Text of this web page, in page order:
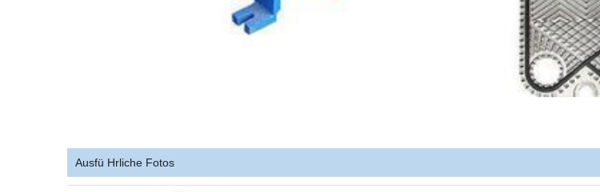
Ausfü Hrliche Fotos